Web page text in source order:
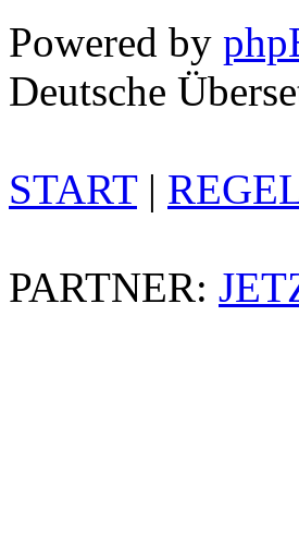
Powered by
Deutsche
START|
PARTNER: